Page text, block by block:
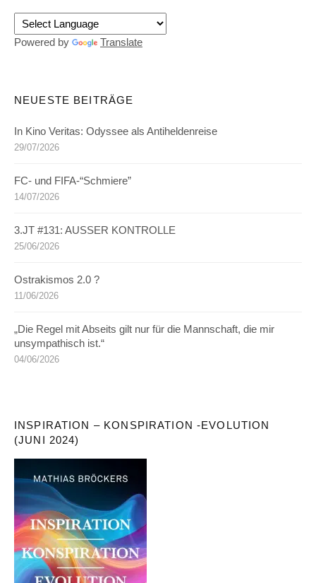
Powered by Translate
NEUESTE BEITRÄGE
In Kino Veritas: Odyssee als Antiheldenreise
29/07/2026
FC- und FIFA-“Schmiere”
14/07/2026
3.JT #131: AUSSER KONTROLLE
25/06/2026
Ostrakismos 2.0 ?
11/06/2026
„Die Regel mit Abseits gilt nur für die Mannschaft, die mir
unsympathisch ist.“
04/06/2026
INSPIRATION – KONSPIRATION -EVOLUTION
(JUNI 2024)